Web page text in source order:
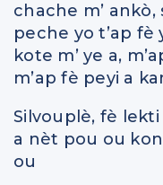
chache m’ ankò,
peche yo t’ap fè
kote m’ ye a,
m’ap fè peyi a
Silvouplè, fè
a nèt pou ou
ou